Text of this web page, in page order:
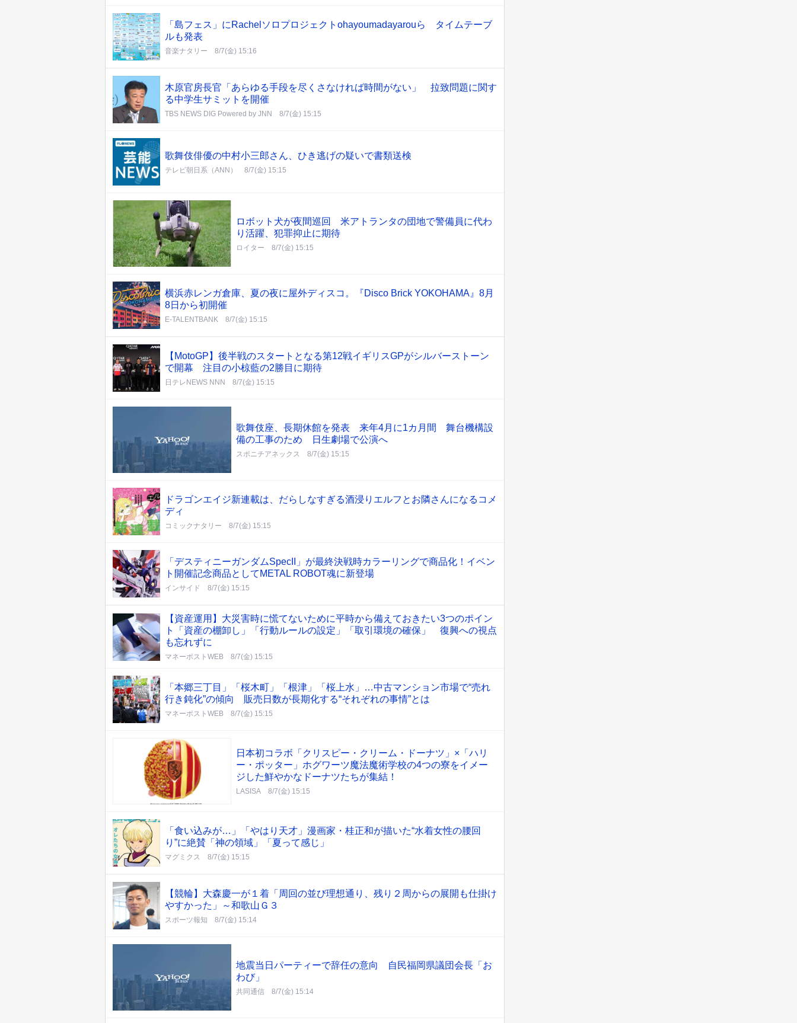
「島フェス」にRachelソロプロジェクトohayoumadayarouら タイムテーブ
ルも発表
音楽ナタリー 8/7(金) 15:16
木原官房長官「あらゆる手段を尽くさなければ時間がない」 拉致問題に関す
る中学生サミットを開催
TBS NEWS DIG Powered by JNN 8/7(金) 15:15
歌舞伎俳優の中村小三郎さん、ひき逃げの疑いで書類送検
テレビ朝日系（ANN） 8/7(金) 15:15
ロボット犬が夜間巡回 米アトランタの団地で警備員に代わ
り活躍、犯罪抑止に期待
ロイター 8/7(金) 15:15
横浜赤レンガ倉庫、夏の夜に屋外ディスコ。『Disco Brick YOKOHAMA』8月
8日から初開催
E-TALENTBANK 8/7(金) 15:15
【MotoGP】後半戦のスタートとなる第12戦イギリスGPがシルバーストーン
で開幕 注目の小椋藍の2勝目に期待
日テレNEWS NNN 8/7(金) 15:15
歌舞伎座、長期休館を発表 来年4月に1カ月間 舞台機構設
備の工事のため 日生劇場で公演へ
スポニチアネックス 8/7(金) 15:15
ドラゴンエイジ新連載は、だらしなすぎる酒浸りエルフとお隣さんになるコメ
ディ
コミックナタリー 8/7(金) 15:15
「デスティニーガンダムSpecII」が最終決戦時カラーリングで商品化！イベン
ト開催記念商品としてMETAL ROBOT魂に新登場
インサイド 8/7(金) 15:15
【資産運用】大災害時に慌てないために平時から備えておきたい3つのポイン
ト「資産の棚卸し」「行動ルールの設定」「取引環境の確保」 復興への視点
も忘れずに
マネーポストWEB 8/7(金) 15:15
「本郷三丁目」「桜木町」「根津」「桜上水」…中古マンション市場で“売れ
行き鈍化”の傾向 販売日数が長期化する“それぞれの事情”とは
マネーポストWEB 8/7(金) 15:15
日本初コラボ「クリスピー・クリーム・ドーナツ」×「ハリ
ー・ポッター」ホグワーツ魔法魔術学校の4つの寮をイメー
ジした鮮やかなドーナツたちが集結！
LASISA 8/7(金) 15:15
「食い込みが…」「やはり天才」漫画家・桂正和が描いた“水着女性の腰回
り”に絶賛「神の領域」「夏って感じ」
マグミクス 8/7(金) 15:15
【競輪】大森慶一が１着「周回の並び理想通り、残り２周からの展開も仕掛け
やすかった」～和歌山Ｇ３
スポーツ報知 8/7(金) 15:14
地震当日パーティーで辞任の意向 自民福岡県議団会長「お
わび」
共同通信 8/7(金) 15:14